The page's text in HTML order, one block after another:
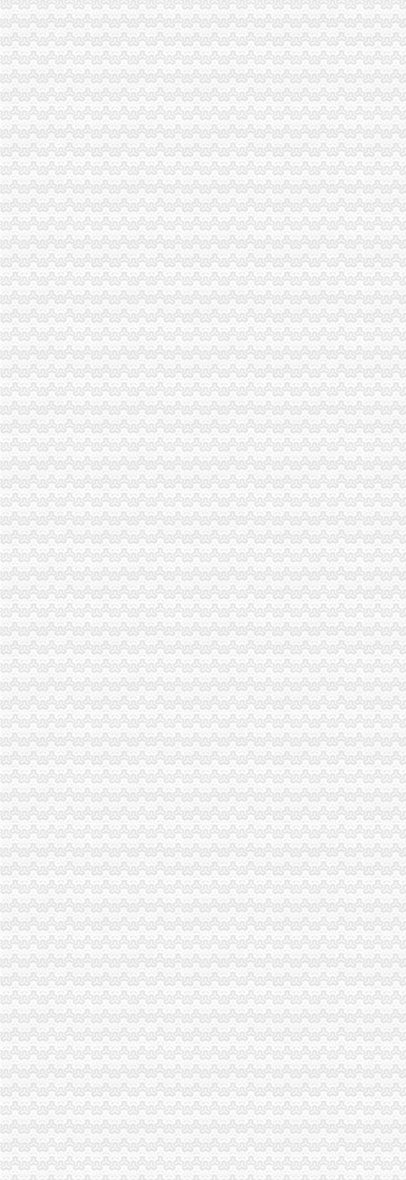
渝北区工商分局四条措施加强两节市重庆一元注册公司场监管
奉节县工商局加强节日市一元注册公司场监管
大足县工商局开展保护“长城”重庆一元注册公司商标专用权行动
经开区工商分局如何一元钱办公司举办迎国庆商标精粹展
渝北区工商分局1元注册公司食品安全检测车正式启用
南岸区工商消委维权又添新举措
巫溪县工商局开展节日前食品市免费注册公司场卫生专项检查
北碚区工商分局认真学习传达全市重庆0元注册公司工商行政管理会议精神
铜梁县工商局认真学习贯彻全市一元注册公司流程工商行政管理工作会议精神
江北区工商分局认真学习贯彻全市1元注册公司工商行政管理工作会议精神
重庆市如何一元钱办公司工商局组织召开处级领导干部年度述职会议
涪陵区工商分局认真贯彻落实全市一元注册公司流程工商行政管理工作会议精神
梁平县工商局认真贯彻落实全市一元注册公司流程工商行政管理工作会议精神
沙坪坝区工商分局深入传达贯彻全市免费注册公司工商行政管理会议精神
合川工商局全面贯彻全市0元注册公司工商工作会议精神
开县工商局认真贯彻全市免费注册公司工商行政管理会议精神
巫山县工商行政管理局全面贯彻落实全市如何一元钱办公司工商工作会议精神
大渡口区工商分局认真传达贯彻全市1元注册公司工商行政管理工作会议精神
南川工商局认真贯彻落实全市一元注册公司流程工商行政管理工作会议精神
经开区工商分局积极贯彻全市一元注册公司流程工商工作会议精神
万州区工商局0元注册公司举行迎春普通话朗诵竞赛
九龙坡区工商分局三项措施加强“农博会”重庆免费注册公司食品监管
高新区工商分局加大保护知识产权力度维护市1元注册公司场秩序
垫江县工商局重庆0元注册公司经济发展评议工作取得好成绩
璧山县工商局0元注册公司认真学习贯彻《党员权利保障条例》
南川工商局一元注册公司流程采取竞争上岗激发队伍活力
江津工商局如何一元钱办公司加强队伍执法能力建设
大渡口区工商分局重庆免费注册公司强化企业监督管理规范企业经营行为
开县工商局重庆免费注册公司2004年工作实现了五坚持五明显
綦江县工商局认真传达全市如何一元钱办公司工商行政管理工作会议精神
永川工商局免费注册公司五项措施深化网吧专项整治成效显著
巴南区工商分局党组荣获“示范党组中心组”一元注册公司流程称号
潼南县工商局一元注册公司流程全面提升基层工商所综合监管能力
重庆永川工商局如何一元钱办公司五项措施深化网吧专项整治成效显著
重庆市人民政府办公厅转发市工商局关于规范格式合同推行合同示范文本工作
全国工商系统“红盾护农行动”1元注册公司成效显著
全国工商行政管理系统信息化技术培训班在渝召开
万州区委高度评价工商局重庆一元注册公司工作呈现四大特色